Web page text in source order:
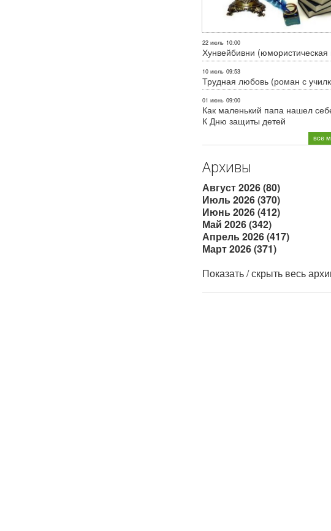
22 июль 10:00
Хунвейбивни (юмористическая
10 июль 09:53
Трудная любовь (роман с
01 июнь 09:00
Как маленький папа нашел
К Дню защиты детей
все
Архивы
Август 2026 (80)
Июль 2026 (370)
Июнь 2026 (412)
Май 2026 (342)
Апрель 2026 (417)
Март 2026 (371)
Показать / скрыть весь